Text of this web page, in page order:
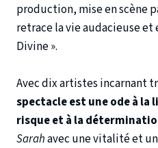
production, mise en scène
retrace la vie audacieuse et
Divine ».
Avec dix artistes incarnant
spectacle est une ode à la
risque et à la
Sarahavec une vitalité et